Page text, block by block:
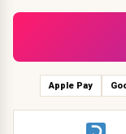
Apple Pay